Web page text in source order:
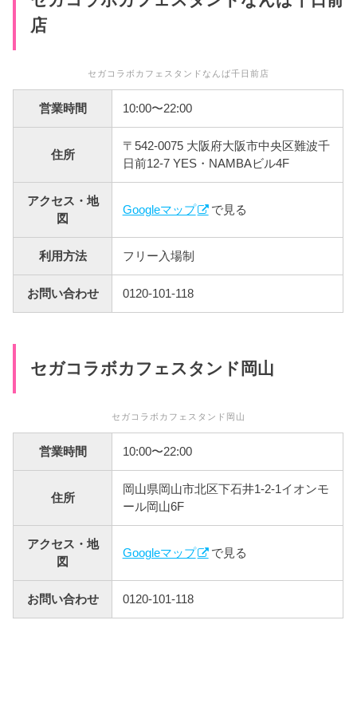
店
セガコラボカフェスタンドなんば千日前店
営業時間 10:00〜22:00
住所
〒542-0075 大阪府大阪市中央区難波千
日前12-7 YES・NAMBAビル4F
アクセス・地
図
Googleマップ で見る
利用方法 フリー入場制
お問い合わせ 0120-101-118
セガコラボカフェスタンド岡山
セガコラボカフェスタンド岡山
営業時間 10:00〜22:00
住所
岡山県岡山市北区下石井1-2-1イオンモ
ール岡山6F
アクセス・地
図
Googleマップ で見る
お問い合わせ 0120-101-118